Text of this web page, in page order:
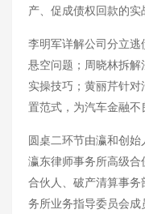
产、促成债权回款的实
李明军详解公司分立
悬空问题；周晓林拆
实操技巧；黄丽芹针
置范式，为汽车金融不
圆桌二环节由瀛和创
瀛东律师事务所高级
合伙人、破产清算事
务所业务指导委员会